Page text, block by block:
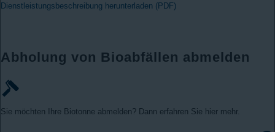
Dienstleistungsbeschreibung herunterladen (PDF)
Abholung von Bioabfällen abmelden
Sie möchten Ihre Biotonne abmelden? Dann erfahren Sie hier mehr.